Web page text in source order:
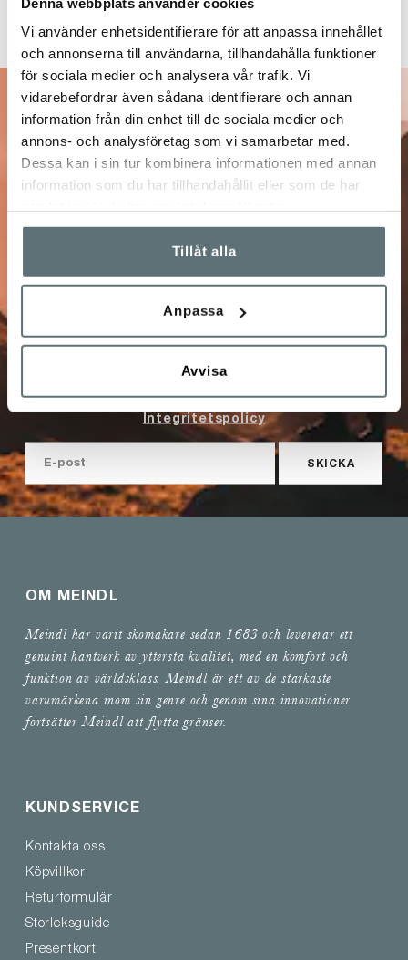
Vi använder enhetsidentifierare för att anpassa innehållet
och annonserna till användarna, tillhandahålla funktioner
för sociala medier och analysera vår trafik. Vi
vidarebefordrar även sådana identifierare och annan
information från din enhet till de sociala medier och
annons- och analysföretag som vi samarbetar med.
Dessa kan i sin tur kombinera informationen med annan
information som du har tillhandahållit eller som de har
Tillåt alla
Anpassa
Avvisa
10% på ditt nästa
köp
Anmäl dig till vårt nyhetsbrev!
Få unika förmåner och specialerbjudanden, info om
Jag bekräftar att jag vill prenumerera på Meindl
Sveriges nyhetsbrev och att Meindl Sverige får spara
Integritetspolicy
SKICKA
OM MEINDL
Meindl har varit skomakare sedan 1683 och levererar ett
genuint hantverk av yttersta kvalitet, med en komfort och
funktion av världsklass. Meindl är ett av de starkaste
varumärkena inom sin genre och genom sina innovationer
fortsätter Meindl att flytta gränser.
KUNDSERVICE
Kontakta oss
Köpvillkor
Returformulär
Storleksguide
Presentkort